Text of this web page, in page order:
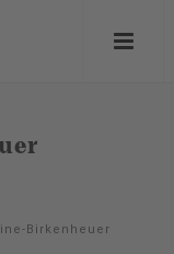
Birkenheuer